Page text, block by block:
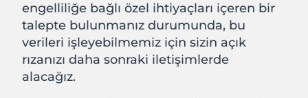
engelliliğe bağlı özel ihtiyaçları içeren bir
talepte bulunmanız durumunda, bu
verileri işleyebilmemiz için sizin açık
rızanızı daha sonraki iletişimlerde
alacağız.